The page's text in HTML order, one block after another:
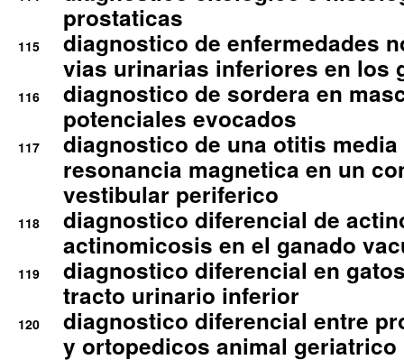
prostaticas
115
diagnostico de enfermedades
vias urinarias inferiores en los
116
diagnostico de sordera en
potenciales evocados
117
diagnostico de una otitis
resonancia magnetica en un
vestibular periferico
118
diagnostico diferencial de
actinomicosis en el ganado
119
diagnostico diferencial en
tracto urinario inferior
120
diagnostico diferencial entre
y ortopedicos animal geriatrico